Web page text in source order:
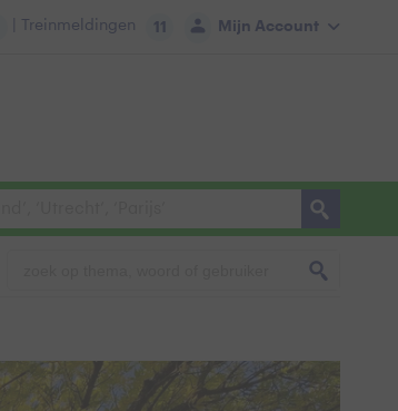
Mijn Account
| Treinmeldingen 11